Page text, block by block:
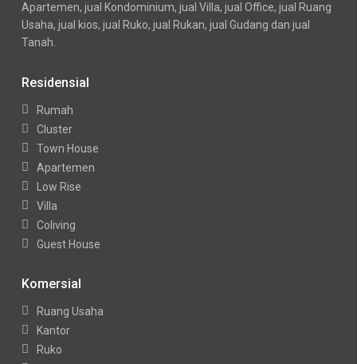
Apartemen, jual Kondominium, jual Villa, jual Office, jual Ruang
Usaha, jual kios, jual Ruko, jual Rukan, jual Gudang dan jual
Tanah.
Residensial
Rumah
Cluster
Town House
Apartemen
Low Rise
Villa
Coliving
Guest House
Komersial
Ruang Usaha
Kantor
Ruko